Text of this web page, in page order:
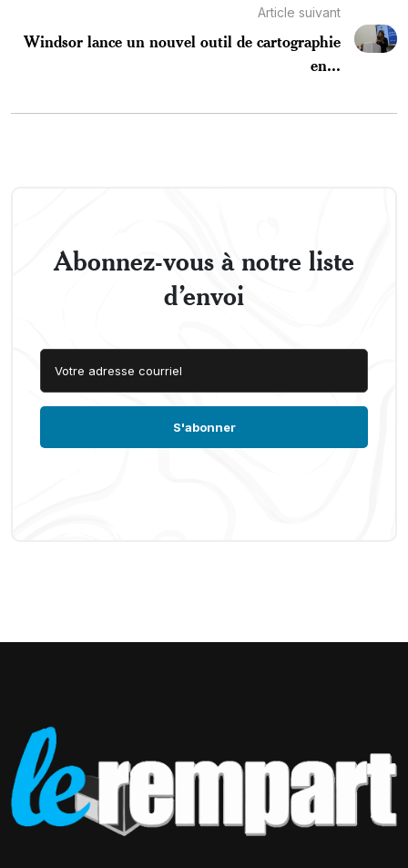
Article suivant
Windsor lance un nouvel outil de cartographie
en...
Abonnez-vous à notre liste
d’envoi